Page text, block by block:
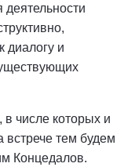
диалогу и
числе которых и
встрече тем будем
Концедалов.